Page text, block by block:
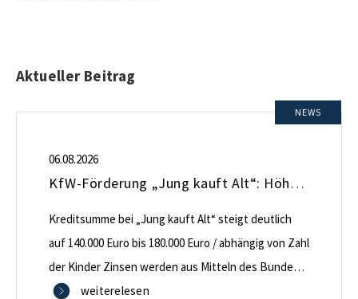
Aktueller Beitrag
NEWS
06.08.2026
KfW-Förderung „Jung kauft Alt“: Höhere Kredite ab August 2026
Kreditsumme bei „Jung kauft Alt“ steigt deutlich
auf 140.000 Euro bis 180.000 Euro / abhängig von Zahl
der Kinder Zinsen werden aus Mitteln des Bundes
verbilligt: Heutiger Zins bei 0,53 Prozent effektiv bei
weiterelesen